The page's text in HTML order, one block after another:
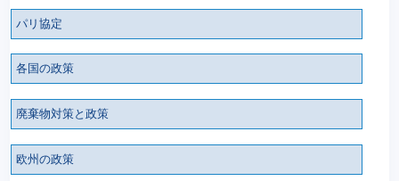
パリ協定
各国の政策
廃棄物対策と政策
欧州の政策